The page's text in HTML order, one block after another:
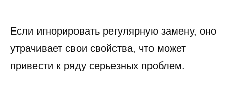
Если игнорировать регулярную замену, оно
утрачивает свои свойства, что может
привести к ряду серьезных проблем.